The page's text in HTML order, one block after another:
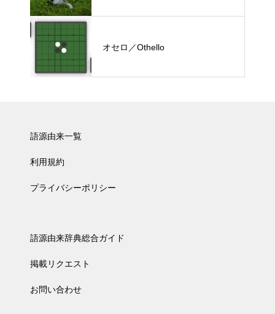
オセロ／Othello
語源由来一覧
利用規約
プライバシーポリシー
語源由来辞典総合ガイド
掲載リクエスト
お問い合わせ